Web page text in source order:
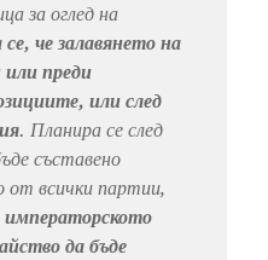
за оглед на
че залавянето на
или преди
или след
. Планира се след
съставено
от всички партии,
императорското
да бъде